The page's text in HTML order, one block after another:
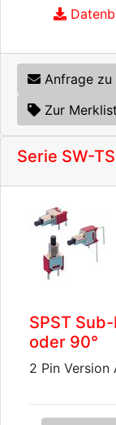
Anfrage zu
Zur
Serie SW-
SPST
oder 90°
2 Pin